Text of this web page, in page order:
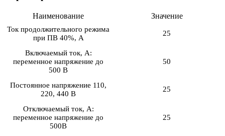
Наименование Значение
Ток продолжительного режима
при ПВ 40%, А
25
Включаемый ток, А:
переменное напряжение до
500 В
50
Постоянное напряжение 110,
220, 440 В
25
Отключаемый ток, А:
переменное напряжение до
500В
25